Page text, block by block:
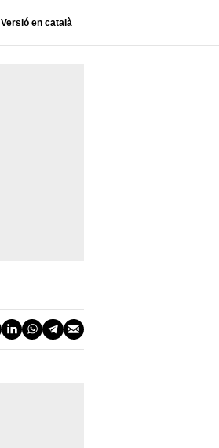
Versió en català